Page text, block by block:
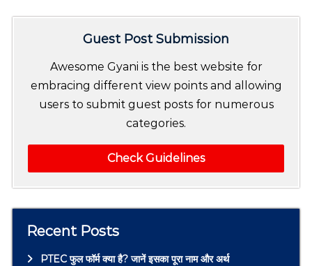
Guest Post Submission
Awesome Gyani is the best website for
embracing different view points and allowing
users to submit guest posts for numerous
categories.
Check Guidelines
Recent Posts
PTEC फुल फॉर्म क्या है? जानें इसका पूरा नाम और अर्थ